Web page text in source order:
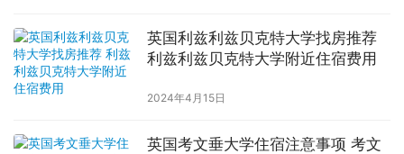
英国利兹利兹贝克特大学找房推荐
利兹利兹贝克特大学附近住宿费用
2024年4月15日
英国考文垂大学住宿注意事项 考文